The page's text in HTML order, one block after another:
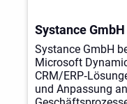
Systance GmbH
Systance GmbH
Microsoft
CRM/
und Anpassung